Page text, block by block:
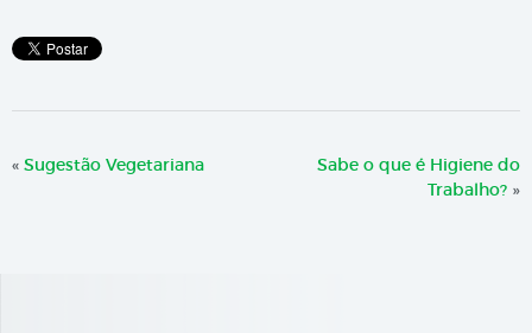
« Sugestão Vegetariana
Sabe o que é Higiene do
Trabalho? »